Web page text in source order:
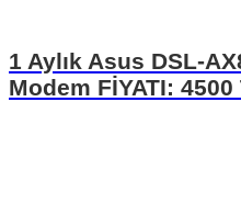
1 Aylık Asus DSL-
Modem FİYATI: 4500